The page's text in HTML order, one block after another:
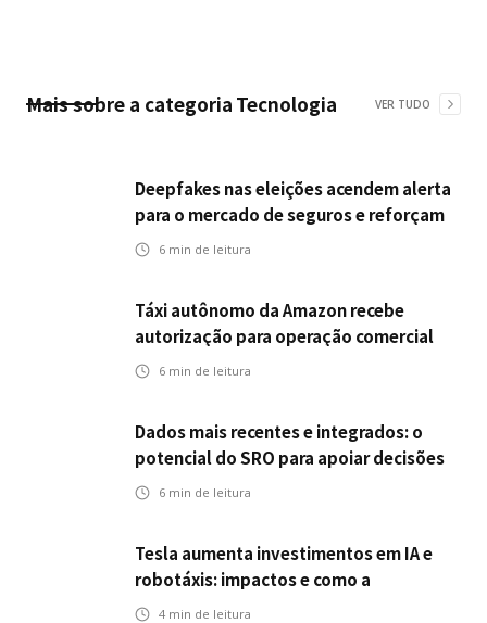
Mais sobre a categoria Tecnologia VER TUDO
Deepfakes nas eleições acendem alerta
para o mercado de seguros e reforçam
desafios da inteligência artificial
6 min de leitura
Táxi autônomo da Amazon recebe
autorização para operação comercial
nos EUA: como a circulação desses
6 min de leitura
Dados mais recentes e integrados: o
potencial do SRO para apoiar decisões
nas seguradoras
6 min de leitura
Tesla aumenta investimentos em IA e
robotáxis: impactos e como a
mobilidade autônoma transforma o
4 min de leitura